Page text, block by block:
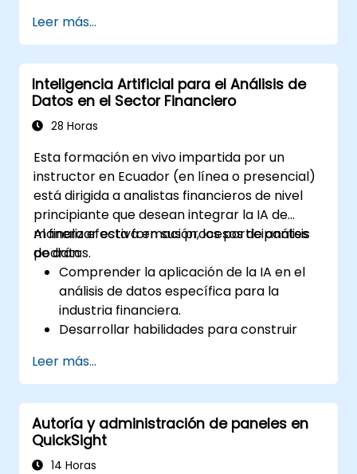
Leer más...
Inteligencia Artificial para el Análisis de
Datos en el Sector Financiero
28 Horas
Esta formación en vivo impartida por un
instructor en Ecuador (en línea o presencial)
está dirigida a analistas financieros de nivel
principiante que desean integrar la IA de
manera efectiva en sus procesos de análisis
de datos.
Al finalizar esta formación, los participantes
podrán:
Comprender la aplicación de la IA en el
análisis de datos específica para la
industria financiera.
Desarrollar habilidades para construir
el análisis financiero.
Aprender a implementar algoritmos de
aprendizaje automático para el
procesamiento de datos financieros.
Potenciar la visualización de datos e
interpretar los complejos insights
Leer más...
Autoría y administración de paneles en
QuickSight
14 Horas